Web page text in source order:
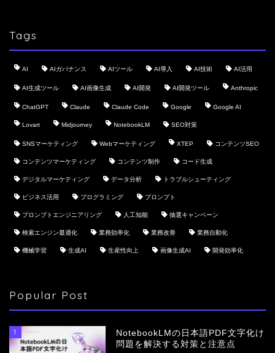
Tags
AI AIガバナンス AIツール AI導入 AI技術 AI活用
AI生成ツール AI画像生成 AI開発 AI開発ツール Anthropic
ChatGPT Claude Claude Code Google Google AI
Lovart Midjourney NotebookLM SEO対策
SNSマーケティング Webマーケティング XTEP コンテンツSEO
コンテンツマーケティング コンテンツ制作 コード生成
デジタルマーケティング データ分析 トラブルシューティング
ビジネス活用 プログラミング プロンプト
プロンプトエンジニアリング 人工知能 抽選キャンペーン
検索エンジン最適化 業務効率化 業務改善 業務自動化
機械学習 生成AI 生産性向上 画像生成AI 開発効率化
Popular Post
1
NotebookLMの日本語PDF文字化け
問題を解決する対策と注意点